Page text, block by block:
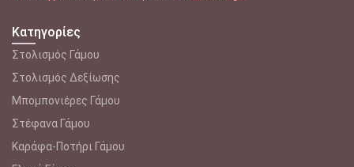
Κατηγορίες
Στολισμός Γάμου
Στολισμός Δεξίωσης
Μπομπονιέρες Γάμου
Στέφανα Γάμου
Καράφα-Ποτήρι Γάμου